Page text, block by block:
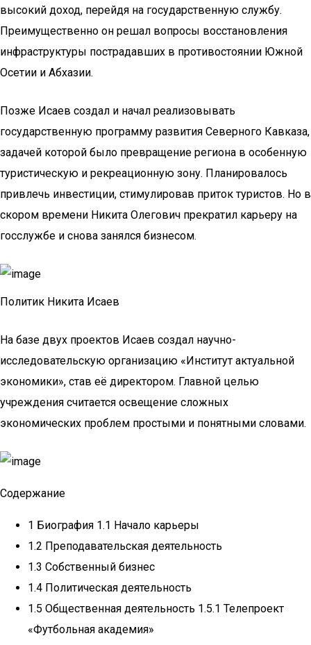
высокий доход, перейдя на государственную службу.
Преимущественно он решал вопросы восстановления
инфраструктуры пострадавших в противостоянии Южной
Осетии и Абхазии.
Позже Исаев создал и начал реализовывать
государственную программу развития Северного Кавказа,
задачей которой было превращение региона в особенную
туристическую и рекреационную зону. Планировалось
привлечь инвестиции, стимулировав приток туристов. Но в
скором времени Никита Олегович прекратил карьеру на
госслужбе и снова занялся бизнесом.
Политик Никита Исаев
На базе двух проектов Исаев создал научно-
исследовательскую организацию «Институт актуальной
экономики», став её директором. Главной целью
учреждения считается освещение сложных
экономических проблем простыми и понятными словами.
Содержание
1 Биография 1.1 Начало карьеры
1.2 Преподавательская деятельность
1.3 Собственный бизнес
1.4 Политическая деятельность
1.5 Общественная деятельность 1.5.1 Телепроект
«Футбольная академия»